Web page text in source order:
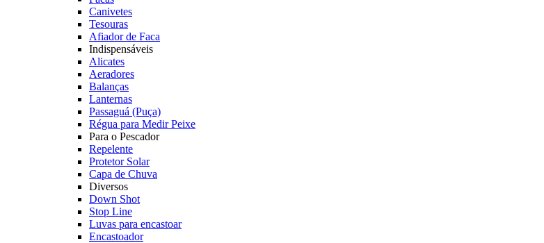
Canivetes
Tesouras
Afiador de Faca
Indispensáveis
Alicates
Aeradores
Balanças
Lanternas
Passaguá (Puça)
Régua para Medir Peixe
Para o Pescador
Repelente
Protetor Solar
Capa de Chuva
Diversos
Down Shot
Stop Line
Luvas para encastoar
Encastoador